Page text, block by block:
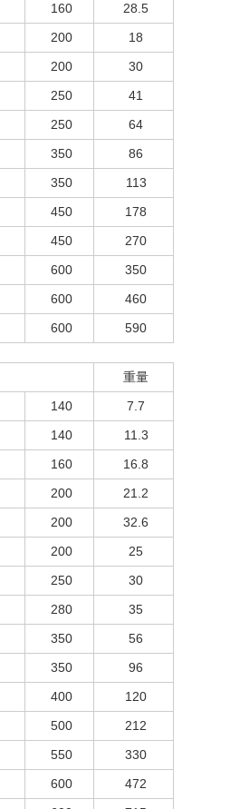
160
28.5
200
18
200
30
250
41
250
64
350
86
350
113
450
178
450
270
600
350
600
460
600 590
重量
140
7.7
140
11.3
160
16.8
200
21.2
200
32.6
200
25
250
30
280
35
350
56
350
96
400
120
500
212
550
330
600
472